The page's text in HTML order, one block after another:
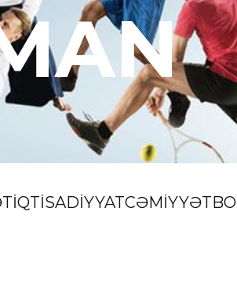
İQTİSADİYYATCƏMİYYƏT